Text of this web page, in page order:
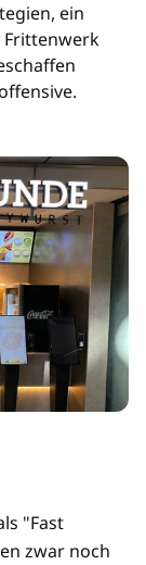
ein
Frittenwerk
"Fast
zwar noch